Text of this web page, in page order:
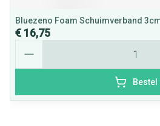
Bluezeno Foam Schuimverband
€ 16,75
Bestel